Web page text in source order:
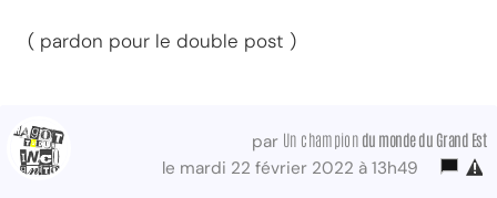
( pardon pour le double post )
par Un champion du monde du Grand Est
le mardi 22 février 2022 à 13h49